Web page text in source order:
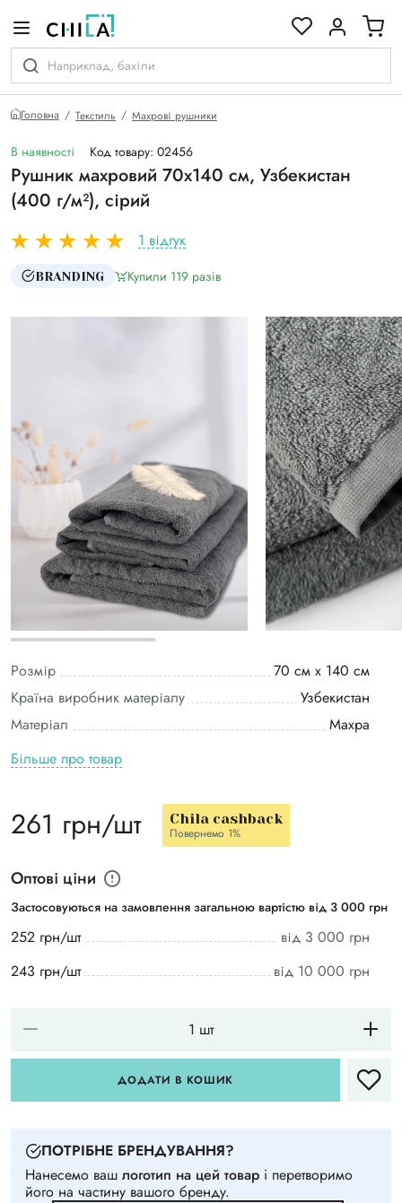
Головна Текстиль Махрові рушники
В наявності Код товару: 02456
Рушник махровий 70х140 см, Узбекистан
(400 г/м²), сірий
1 відгук
BRANDING Купили 119 разiв
Розмір
70 см х 140 см
Країна виробник матеріалу
Узбекистан
Матеріал
Махра
Більше про товар
261 грн/шт Chila cashback
Повернемо 1%
Оптові ціни
Застосовуються на замовлення загальною вартістю від 3 000 грн
252 грн/шт
від 3 000 грн
243 грн/шт
від 10 000 грн
ДОДАТИ В КОШИК
ПОТРIБНЕ БРЕНДУВАННЯ?
Нанесемо ваш логотип на цей товар i перетворимо
його на частину вашого бренду.
гамі